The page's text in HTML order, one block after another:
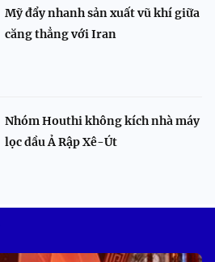
Mỹ đẩy nhanh sản xuất vũ khí giữa
căng thẳng với Iran
Nhóm Houthi không kích nhà máy
lọc dầu Ả Rập Xê-Út